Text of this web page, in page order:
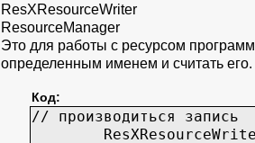
ResXResourceWriter
ResourceManager
Это для работы с ресурсом
определенным именем и считать его.
Код:
// производиться запись
ResXResourceWriter w